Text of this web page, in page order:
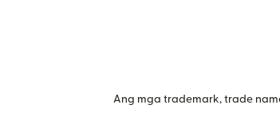
Ang mga trademark, trade